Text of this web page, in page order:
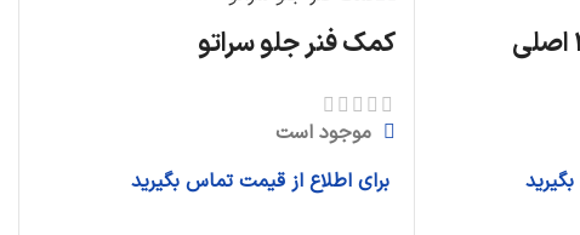
کمک فنر جلو سراتو
موجود است
برای اطلاع از قیمت تماس بگیرید